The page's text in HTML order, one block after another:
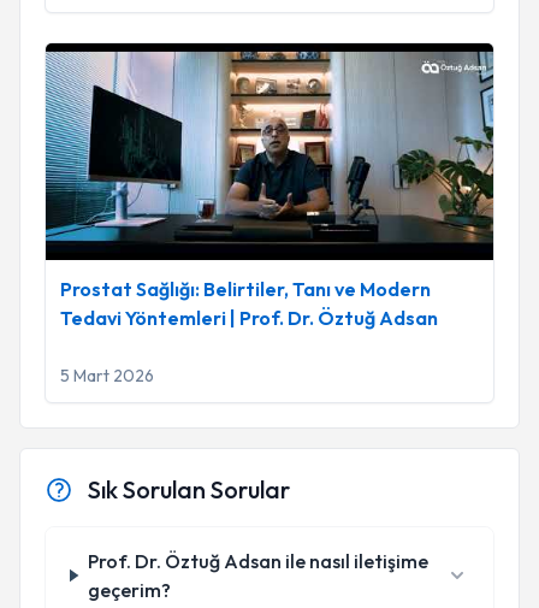
Prostat Sağlığı: Belirtiler, Tanı ve Modern Tedavi
Prostat Sağlığı: Belirtiler, Tanı ve Modern
Tedavi Yöntemleri | Prof. Dr. Öztuğ Adsan
5 Mart 2026
Sık Sorulan Sorular
Prof. Dr. Öztuğ Adsan ile nasıl iletişime
geçerim?